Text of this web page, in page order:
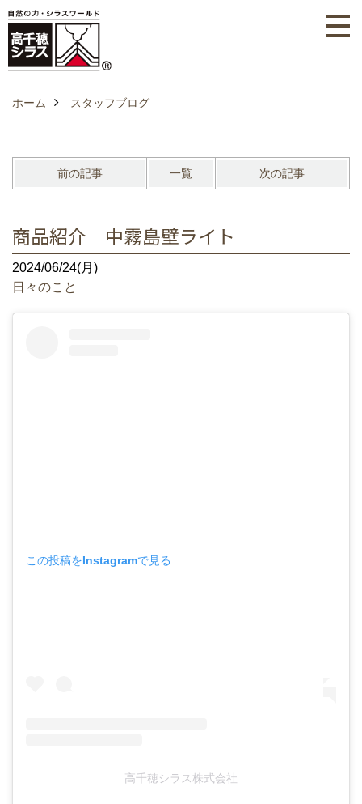
ホーム スタッフブログ
前の記事 一覧 次の記事
商品紹介 中霧島壁ライト
2024/06/24(月)
日々のこと
この投稿をInstagramで見る
高千穂シラス株式会社